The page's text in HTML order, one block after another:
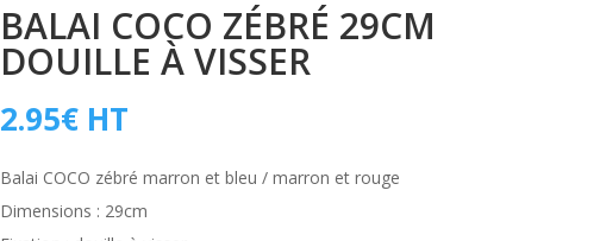
BALAI COCO ZÉBRÉ 29CM
DOUILLE À VISSER
2.95€ HT
Balai COCO zébré marron et bleu / marron et rouge
Dimensions : 29cm